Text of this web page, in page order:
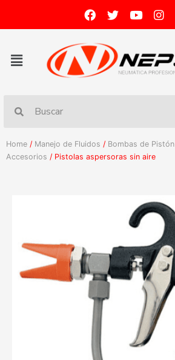
Home / Manejo de Fluidos / Bombas de Pistón
Accesorios / Pistolas aspersoras sin aire